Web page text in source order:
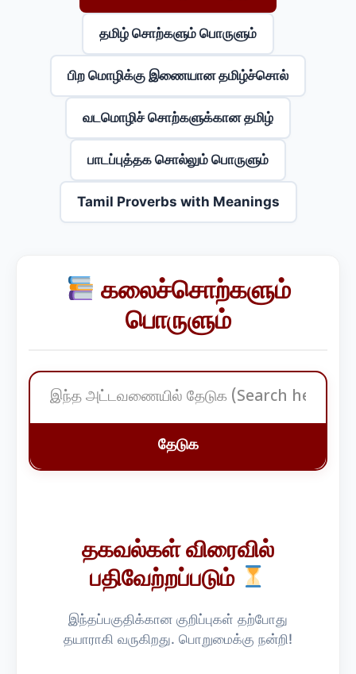
தமிழ் சொற்களும் பொருளும்
பிற மொழிக்கு இணையான தமிழ்ச்சொல்
வடமொழிச் சொற்களுக்கான தமிழ்
பாடப்புத்தக சொல்லும் பொருளும்
Tamil Proverbs with Meanings
கலைச்சொற்களும்
பொருளும்
தேடுக
தகவல்கள் விரைவில்
பதிவேற்றப்படும்
இந்தப்பகுதிக்கான குறிப்புகள் தற்போது
தயாராகி வருகிறது. பொறுமைக்கு நன்றி!